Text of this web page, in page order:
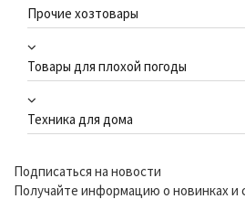
Прочие хозтовары
Товары для плохой погоды
Техника для дома
Подписаться на новости
Получайте информацию о новинках и